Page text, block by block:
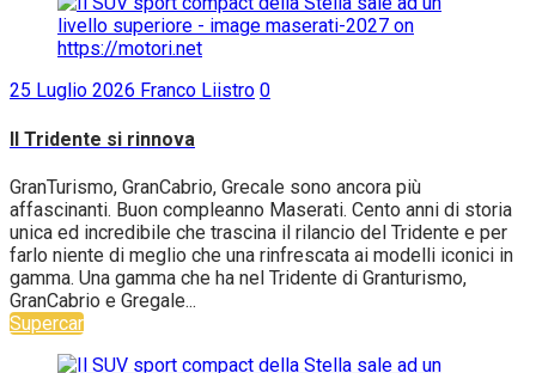
25 Luglio 2026 Franco Liistro 0
Il Tridente si rinnova
GranTurismo, GranCabrio, Grecale sono ancora più
affascinanti. Buon compleanno Maserati. Cento anni di storia
unica ed incredibile che trascina il rilancio del Tridente e per
farlo niente di meglio che una rinfrescata ai modelli iconici in
gamma. Una gamma che ha nel Tridente di Granturismo,
GranCabrio e Gregale...
Supercar